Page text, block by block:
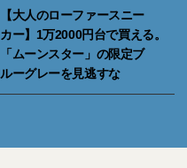
【大人のローファースニー
カー】1万2000円台で買える。
「ムーンスター」の限定ブ
ルーグレーを見逃すな